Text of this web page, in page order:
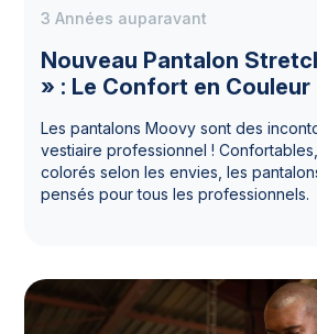
Nouveau Pantalon
» : Le Confort en Couleur
3 Années auparavant
Les pantalons Moovy sont des
vestiaire professionnel !
colorés selon les envies, les
pensés pour tous les professionnels.